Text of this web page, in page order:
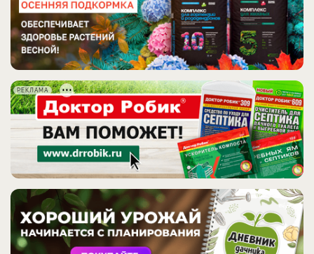
РЕКЛАМА